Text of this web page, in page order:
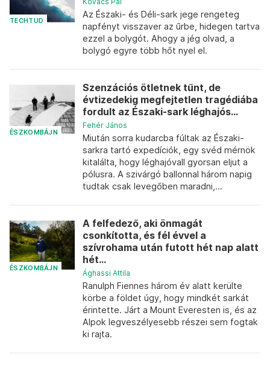
TECHTUD
Az Északi- és Déli-sark jege rengeteg
napfényt visszaver az űrbe, hidegen tartva
ezzel a bolygót. Ahogy a jég olvad, a
bolygó egyre több hőt nyel el.
ÉSZKOMBÁJN
Szenzációs ötletnek tűnt, de
évtizedekig megfejtetlen tragédiába
fordult az Északi-sark léghajós...
Fehér János
Miután sorra kudarcba fúltak az Északi-
sarkra tartó expedíciók, egy svéd mérnök
kitalálta, hogy léghajóvall gyorsan eljut a
pólusra. A szivárgó ballonnal három napig
tudtak csak levegőben maradni,...
ÉSZKOMBÁJN
A felfedező, aki önmagát
csonkította, és fél évvel a
szívrohama után futott hét nap alatt
hét...
Ághassi Attila
Ranulph Fiennes három év alatt kerülte
körbe a földet úgy, hogy mindkét sarkát
érintette. Járt a Mount Everesten is, és az
Alpok legveszélyesebb részei sem fogtak
ki rajta.